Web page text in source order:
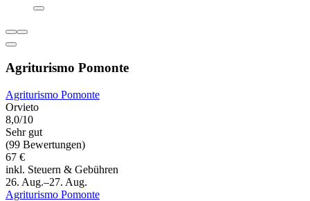
Agriturismo Pomonte
Agriturismo Pomonte
Orvieto
8,0/10
Sehr gut
(99 Bewertungen)
67 €
inkl. Steuern & Gebühren
26. Aug.–27. Aug.
Agriturismo Pomonte